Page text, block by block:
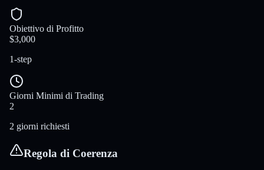
Obiettivo di Profitto
$3,000
1-step
Giorni Minimi di Trading
2
2 giorni richiesti
Regola di Coerenza